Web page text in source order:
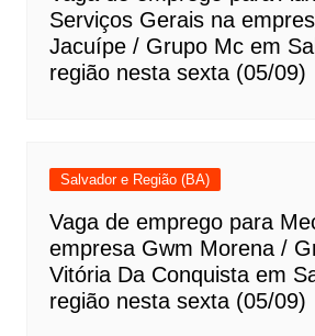
Serviços Gerais na
Jacuípe / Grupo Mc em
região nesta sexta (05/09)
Salvador e Região (BA)
Vaga de emprego para
empresa Gwm Morena /
Vitória Da Conquista em
região nesta sexta (05/09)